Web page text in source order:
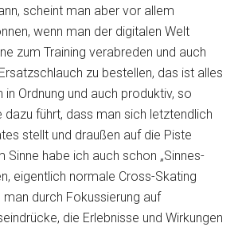
scheint man aber vor allem
wenn man der digitalen Welt
zum Training verabreden und auch
zu bestellen, das ist alles
Ordnung und auch produktiv, so
dazu führt, dass man sich letztendlich
stellt und draußen auf die Piste
Sinne habe ich auch schon „Sinnes-
eigentlich normale Cross-Skating
man durch Fokussierung auf
die Erlebnisse und Wirkungen